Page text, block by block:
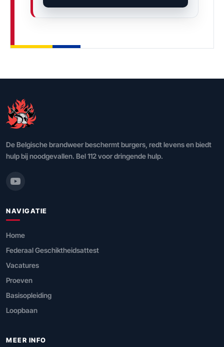
De Belgische brandweer beschermt burgers, redt levens en biedt
hulp bij noodgevallen. Bel 112 voor dringende hulp.
NAVIGATIE
Home
Federaal Geschiktheidsattest
Vacatures
Proeven
Basisopleiding
Loopbaan
MEER INFO